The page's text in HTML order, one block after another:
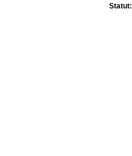
Statut: